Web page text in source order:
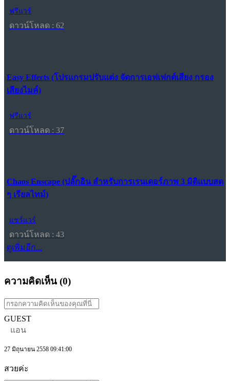
ฟรีแวร์
ดาวน์โหลด : 62
Easy Effects (โปรแกรมปรับแต่ง จัดการเอฟเฟกต์เสียง กรอง
เสียงไมค์)
ฟรีแวร์
ดาวน์โหลด : 37
Chaos Enscape (ปลั๊กอิน สำหรับการเรนเดอร์ภาพ 3 มิติแบบสด
ๆ เรียลไทม์)
แชร์แวร์
ดาวน์โหลด : 43
ดูเพิ่มอีก...
ความคิดเห็น (0)
GUEST
แอน
27 มิถุนายน 2558 09:41:00
สวยค่ะ